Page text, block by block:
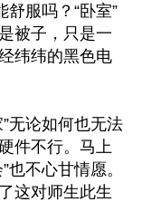
舒服吗？“卧室”
被子，只是一
纬纬的黑色电
无论如何也无法
件不行。马上
不心甘情愿。
这对师生此生